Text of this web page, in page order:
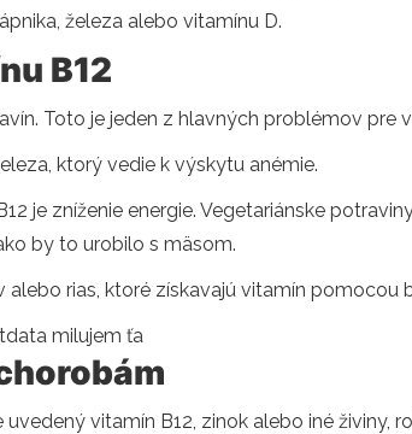
železa alebo vitamínu D.
B12
Toto je jeden z hlavných problémov pre
ktorý vedie k výskytu anémie.
je zníženie energie. Vegetariánske
by to urobilo s mäsom.
rias, ktoré získavajú vitamín pomocou
milujem ťa
vitamín B12, zinok alebo iné živiny,